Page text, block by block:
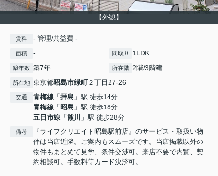
【外観】
賃料 - 管理/共益費 -
面積 - 間取り 1LDK
築年数 築7年 所在階 2階/3階建
所在地 東京都昭島市緑町２丁目27-26
交通 青梅線 「拝島 」駅 徒歩14分
青梅線 「昭島 」駅 徒歩18分
五日市線 「熊川 」駅 徒歩28分
備考
『ライフクリエイト昭島駅前店』のサービス・取扱い物
件は当店近隣。ご案内もスムーズです。当店掲載以外の
物件もまとめて見学、条件交渉可。来店不要で内覧、契
約相談可。手数料等カード決済可。